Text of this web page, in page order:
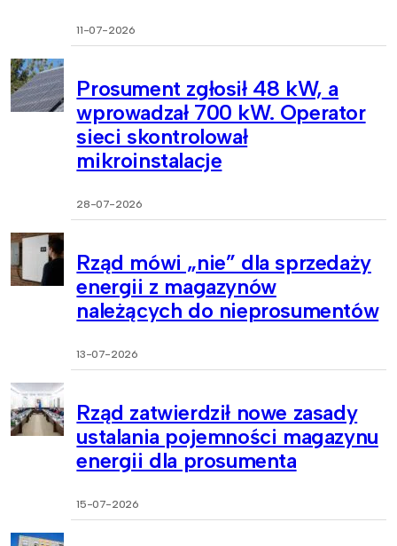
11-07-2026
Prosument zgłosił 48 kW, a
wprowadzał 700 kW. Operator
sieci skontrolował
mikroinstalacje
28-07-2026
Rząd mówi „nie” dla sprzedaży
energii z magazynów
należących do nieprosumentów
13-07-2026
Rząd zatwierdził nowe zasady
ustalania pojemności magazynu
energii dla prosumenta
15-07-2026